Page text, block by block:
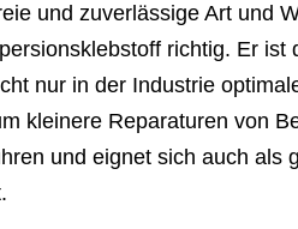
und zuverlässige Art und
richtig. Er ist
nur in der Industrie
kleinere Reparaturen von
und eignet sich auch als